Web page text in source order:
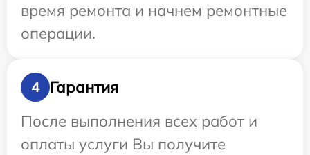
время ремонта и начнем ремонтные
операции.
4
Гарантия
После выполнения всех работ и
оплаты услуги Вы получите